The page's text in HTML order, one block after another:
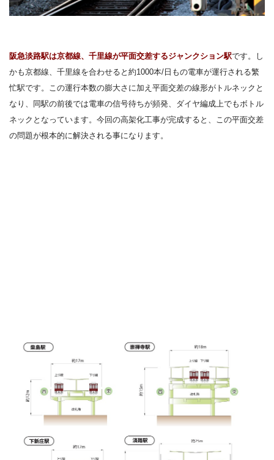
阪急淡路駅は京都線、千里線が平面交差するジャンクション駅です。し
かも京都線、千里線を合わせると約1000本/日もの電車が運行される繁
忙駅です。この運行本数の膨大さに加え平面交差の線形がトルネックと
なり、同駅の前後では電車の信号待ちが頻発、ダイヤ編成上でもボトル
ネックとなっています。今回の高架化工事が完成すると、この平面交差
の問題が根本的に解決される事になります。